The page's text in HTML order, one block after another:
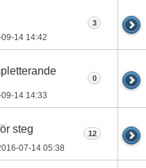
14 14:42
3
14 14:33
0
steg
07-14 05:38
12